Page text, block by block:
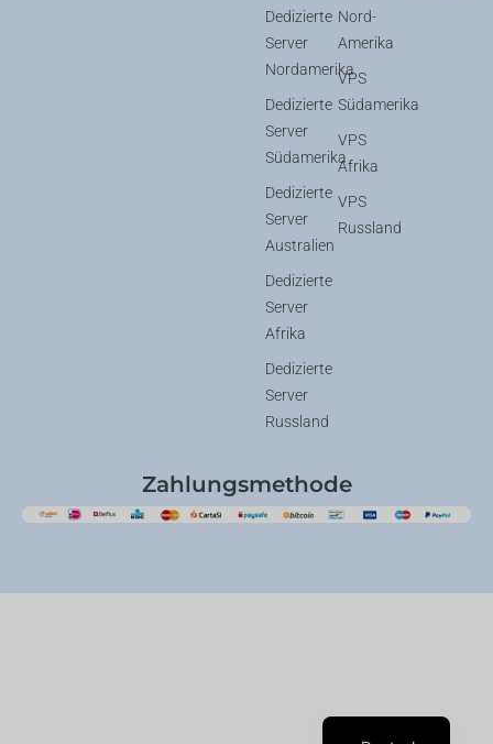
Dedizierte
Server
Nordamerika
Dedizierte
Server
Südamerika
Dedizierte
Server
Australien
Dedizierte
Server
Afrika
Dedizierte
Server
Russland
Nord-
Amerika
VPS
Südamerika
VPS
Afrika
VPS
Russland
Zahlungsmethode